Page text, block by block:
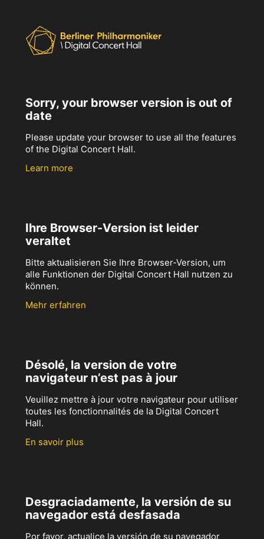
Sorry, your browser version is out of
date
Please update your browser to use all the features
of the Digital Concert Hall.
Learn more
Ihre Browser-Version ist leider
veraltet
Bitte aktualisieren Sie Ihre Browser-Version, um
alle Funktionen der Digital Concert Hall nutzen zu
können.
Mehr erfahren
Désolé, la version de votre
navigateur n’est pas à jour
Veuillez mettre à jour votre navigateur pour utiliser
toutes les fonctionnalités de la Digital Concert
Hall.
En savoir plus
Desgraciadamente, la versión de su
navegador está desfasada
Por favor, actualice la versión de su navegador